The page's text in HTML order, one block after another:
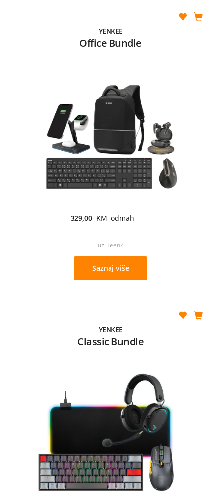
YENKEE
Office Bundle
329,00 KM odmah
uz TeenZ
Saznaj više
YENKEE
Classic Bundle